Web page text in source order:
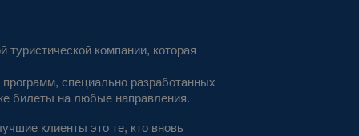
компании, которая
специально разработанных
билеты на любые направления.
клиенты это те, кто вновь